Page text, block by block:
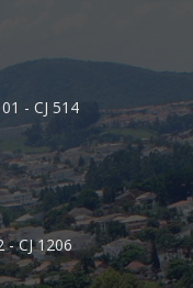
- CJ 514
CJ 1206